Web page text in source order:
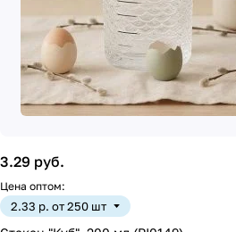
3.29 руб.
Цена оптом:
2.33 р. от 250 шт